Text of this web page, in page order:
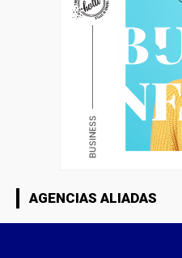
AGENCIAS ALIADAS